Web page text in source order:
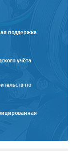
поддержка
учёта
по